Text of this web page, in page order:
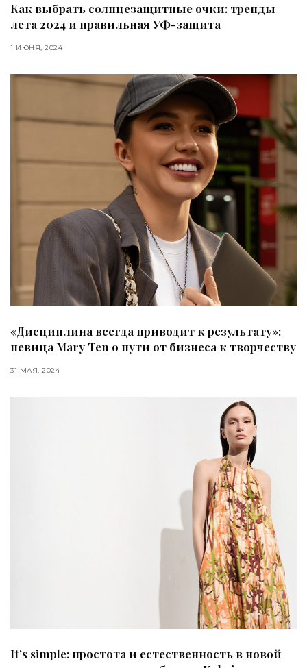
Как выбрать солнцезащитные очки: тренды
лета 2024 и правильная УФ-защита
1 ИЮНЯ, 2024
«Дисциплина всегда приводит к результату»:
певица Mary Ten о пути от бизнеса к творчеству
31 МАЯ, 2024
It’s simple: простота и естественность в новой